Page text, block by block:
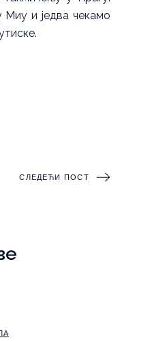
и једва чекамо
СЛЕДЕЋИ ПОСТ